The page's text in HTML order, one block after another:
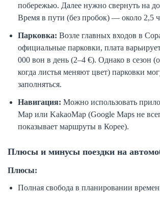
побережью. Далее нужно свернуть на
Время в пути (без пробок) — около 2,5
Парковка: Возле главных входов в
официальные парковки, плата
000 вон в день (2–4 €). Однако в сезон
когда листья меняют цвет) парковки
заполняться.
Навигация: Можно использовать
Map или KakaoMap (Google Maps не
показывает маршруты в Корее).
Плюсы и минусы поездки на
Плюсы:
Полная свобода в планировании